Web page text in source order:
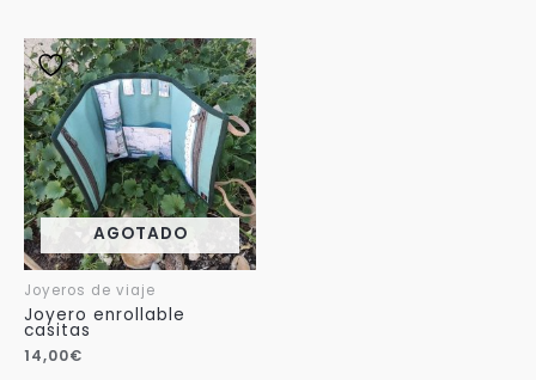
AGOTADO
Joyeros de viaje
Joyero enrollable
casitas
14,00€